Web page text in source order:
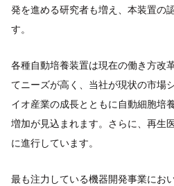
発を進める研究者も増え、本装置の
す。
各種自動培養装置は現在の働き方改
てニーズが高く、当社が現状の市場
イオ産業の成長とともに自動細胞培
増加が見込まれます。さらに、再生
に進行しています。
最も注力している機器開発事業にお